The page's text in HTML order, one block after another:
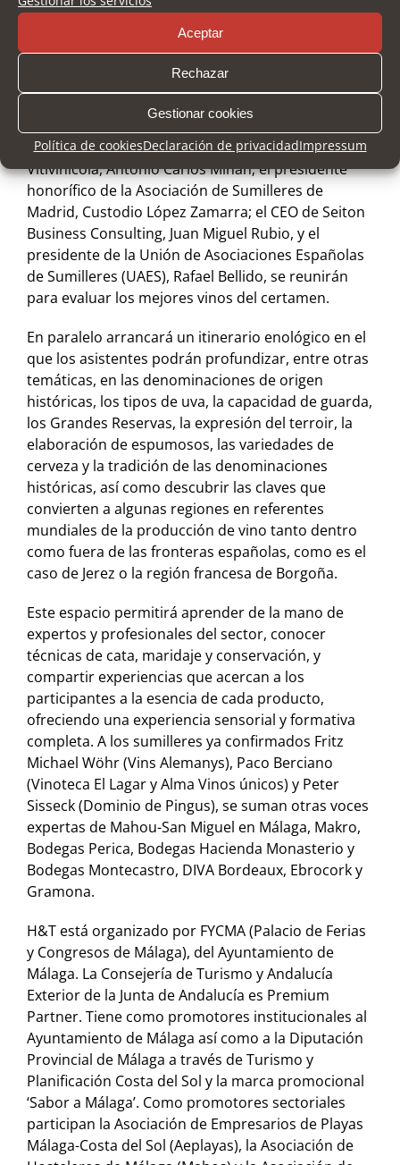
Aceptar
Rechazar
Gestionar cookies
Política de cookiesDeclaración de privacidadImpressum
Premios H&T 2026, una actividad a puerta cerrada
en la que el restaurant manager y head sommelier
brand ambassador de Aguirrebeña Compañía
Vitivinícola, Antonio Carlos Miñán; el presidente
honorífico de la Asociación de Sumilleres de
Madrid, Custodio López Zamarra; el CEO de Seiton
Business Consulting, Juan Miguel Rubio, y el
presidente de la Unión de Asociaciones Españolas
de Sumilleres (UAES), Rafael Bellido, se reunirán
para evaluar los mejores vinos del certamen.
En paralelo arrancará un itinerario enológico en el
que los asistentes podrán profundizar, entre otras
temáticas, en las denominaciones de origen
históricas, los tipos de uva, la capacidad de guarda,
los Grandes Reservas, la expresión del terroir, la
elaboración de espumosos, las variedades de
cerveza y la tradición de las denominaciones
históricas, así como descubrir las claves que
convierten a algunas regiones en referentes
mundiales de la producción de vino tanto dentro
como fuera de las fronteras españolas, como es el
caso de Jerez o la región francesa de Borgoña.
Este espacio permitirá aprender de la mano de
expertos y profesionales del sector, conocer
técnicas de cata, maridaje y conservación, y
compartir experiencias que acercan a los
participantes a la esencia de cada producto,
ofreciendo una experiencia sensorial y formativa
completa. A los sumilleres ya confirmados Fritz
Michael Wöhr (Vins Alemanys), Paco Berciano
(Vinoteca El Lagar y Alma Vinos únicos) y Peter
Sisseck (Dominio de Pingus), se suman otras voces
expertas de Mahou-San Miguel en Málaga, Makro,
Bodegas Perica, Bodegas Hacienda Monasterio y
Bodegas Montecastro, DIVA Bordeaux, Ebrocork y
Gramona.
H&T está organizado por FYCMA (Palacio de Ferias
y Congresos de Málaga), del Ayuntamiento de
Málaga. La Consejería de Turismo y Andalucía
Exterior de la Junta de Andalucía es Premium
Partner. Tiene como promotores institucionales al
Ayuntamiento de Málaga así como a la Diputación
Provincial de Málaga a través de Turismo y
Planificación Costa del Sol y la marca promocional
‘Sabor a Málaga’. Como promotores sectoriales
participan la Asociación de Empresarios de Playas
Málaga-Costa del Sol (Aeplayas), la Asociación de